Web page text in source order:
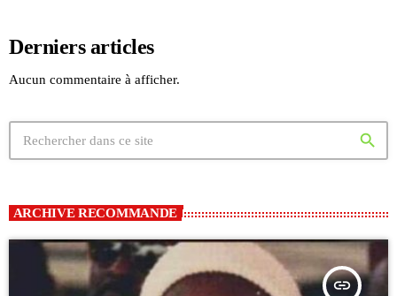
Derniers articles
Aucun commentaire à afficher.
search
ARCHIVE RECOMMANDE
insert_link